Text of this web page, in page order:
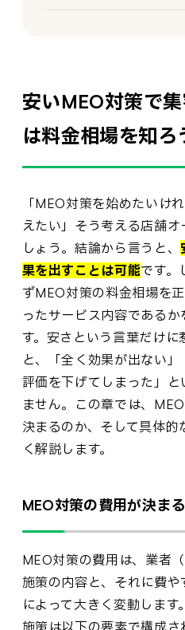
安いMEO対策で
は料金相場を知ろ
「MEO対策を始めたいけ
えたい」そう考える店舗
しょう。結論から言うと、
果を出すことは可能です。
ずMEO対策の料金相場を
ったサービス内容である
す。安さという言葉だけに
と、「全く効果が出ない
評価を下げてしまった」
ません。この章では、
決まるのか、そして具体
く解説します。
MEO対策の費用が決ま
MEO対策の費用は、業者
施策の内容と、それに費や
によって大きく変動しま
施策は以下の要素で構成